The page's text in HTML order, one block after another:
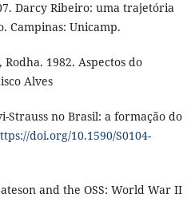
Darcy Ribeiro: uma trajetória
Campinas: Unicamp.
1982. Aspectos do
Alves
Strauss no Brasil: a formação do
doi.org/10.1590/S0104-
and the OSS: World War II